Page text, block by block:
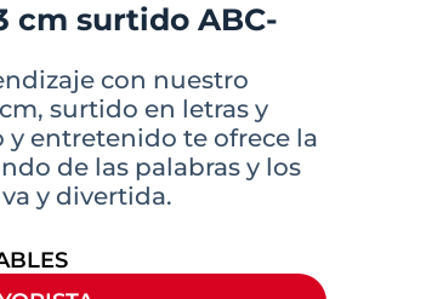
cm surtido ABC-
con nuestro
surtido en letras y
entretenido te ofrece la
de las palabras y los
y divertida.